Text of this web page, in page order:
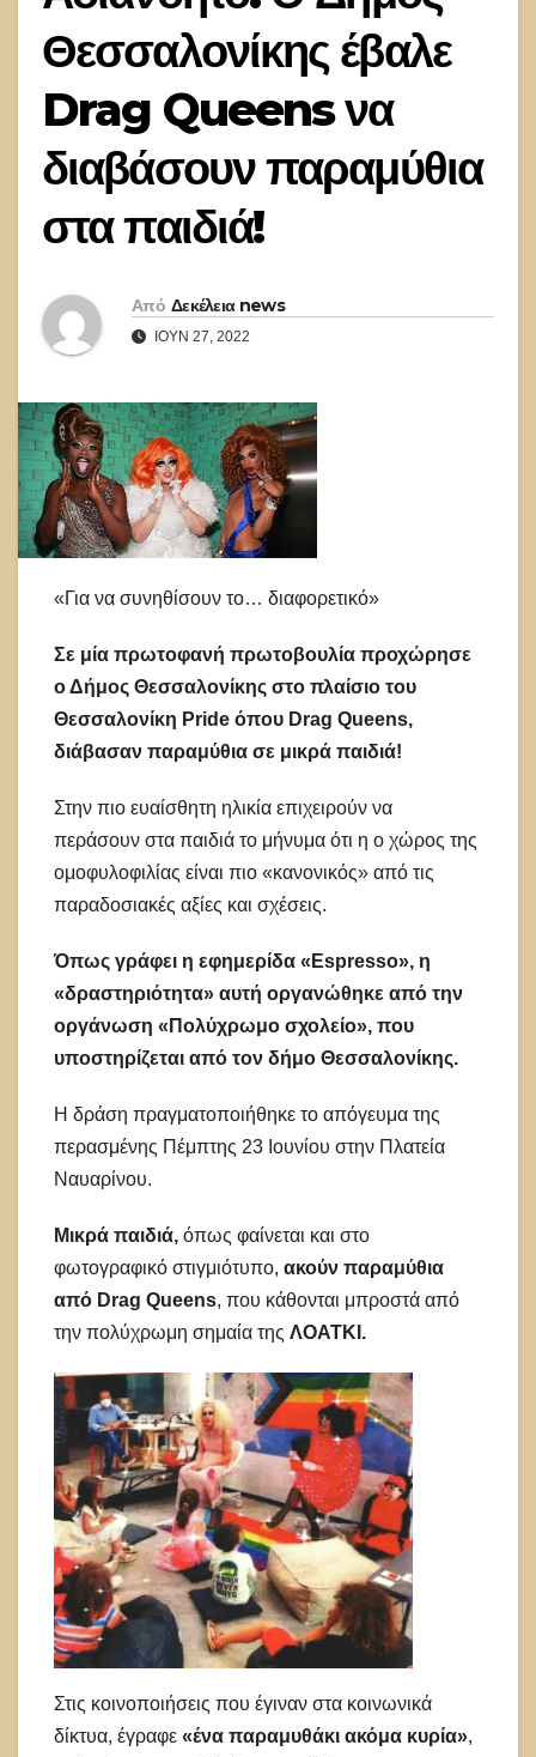
Θεσσαλονίκης έβαλε
Drag Queens να
διαβάσουν παραμύθια
στα παιδιά!
Από Δεκέλεια news
ΙΟΎΝ 27, 2022
«Για να συνηθίσουν το… διαφορετικό»
Σε μία πρωτοφανή πρωτοβουλία προχώρησε
ο Δήμος Θεσσαλονίκης στο πλαίσιο του
Θεσσαλονίκη Pride όπου Drag Queens,
διάβασαν παραμύθια σε μικρά παιδιά!
Στην πιο ευαίσθητη ηλικία επιχειρούν να
περάσουν στα παιδιά το μήνυμα ότι η ο χώρος της
ομοφυλοφιλίας είναι πιο «κανονικός» από τις
παραδοσιακές αξίες και σχέσεις.
Όπως γράφει η εφημερίδα «Espresso», η
«δραστηριότητα» αυτή οργανώθηκε από την
οργάνωση «Πολύχρωμο σχολείο», που
υποστηρίζεται από τον δήμο Θεσσαλονίκης.
Η δράση πραγματοποιήθηκε το απόγευμα της
περασμένης Πέμπτης 23 Ιουνίου στην Πλατεία
Ναυαρίνου.
Μικρά παιδιά, όπως φαίνεται και στο
φωτογραφικό στιγμιότυπο, ακούν παραμύθια
από Drag Queens, που κάθονται μπροστά από
την πολύχρωμη σημαία της ΛΟΑΤΚΙ.
Στις κοινοποιήσεις που έγιναν στα κοινωνικά
δίκτυα, έγραφε «ένα παραμυθάκι ακόμα κυρία»,